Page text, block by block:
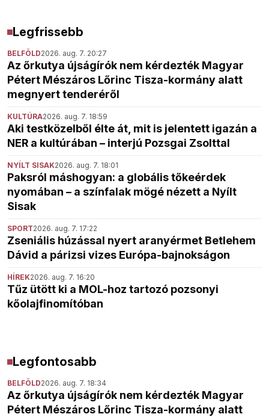
Legfrissebb
BELFÖLD2026. aug. 7. 20:27
Az őrkutya újságírók nem kérdezték Magyar
Pétert Mészáros Lőrinc Tisza-kormány alatt
megnyert tenderéről
KULTÚRA2026. aug. 7. 18:59
Aki testközelből élte át, mit is jelentett igazán a
NER a kultúrában – interjú Pozsgai Zsolttal
NYÍLT SISAK2026. aug. 7. 18:01
Paksról máshogyan: a globális tőkeérdek
nyomában – a színfalak mögé nézett a Nyílt
Sisak
SPORT2026. aug. 7. 17:22
Zseniális húzással nyert aranyérmet Betlehem
Dávid a párizsi vizes Európa-bajnokságon
HÍREK2026. aug. 7. 16:20
Tűz ütött ki a MOL-hoz tartozó pozsonyi
kőolajfinomítóban
Legfontosabb
BELFÖLD2026. aug. 7. 18:34
Az őrkutya újságírók nem kérdezték Magyar
Pétert Mészáros Lőrinc Tisza-kormány alatt